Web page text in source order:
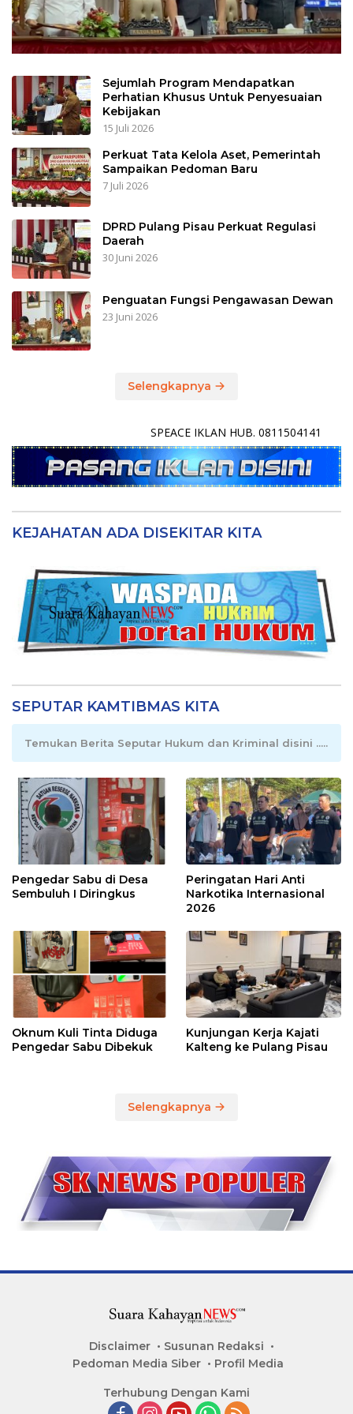
Sejumlah Program Mendapatkan
Perhatian Khusus Untuk Penyesuaian
Kebijakan
15 Juli 2026
Perkuat Tata Kelola Aset, Pemerintah
Sampaikan Pedoman Baru
7 Juli 2026
DPRD Pulang Pisau Perkuat Regulasi
Daerah
30 Juni 2026
Penguatan Fungsi Pengawasan Dewan
23 Juni 2026
Selengkapnya
SPEACE IKLAN HUB. 0811504141
KEJAHATAN ADA DISEKITAR KITA
SEPUTAR KAMTIBMAS KITA
Temukan Berita Seputar Hukum dan Kriminal disini .....
Pengedar Sabu di Desa
Sembuluh I Diringkus
Peringatan Hari Anti
Narkotika Internasional
2026
Oknum Kuli Tinta Diduga
Pengedar Sabu Dibekuk
Kunjungan Kerja Kajati
Kalteng ke Pulang Pisau
Selengkapnya
Disclaimer
Susunan Redaksi
Pedoman Media Siber
Profil Media
Terhubung Dengan Kami